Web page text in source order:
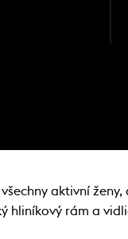
aktivní
rám a